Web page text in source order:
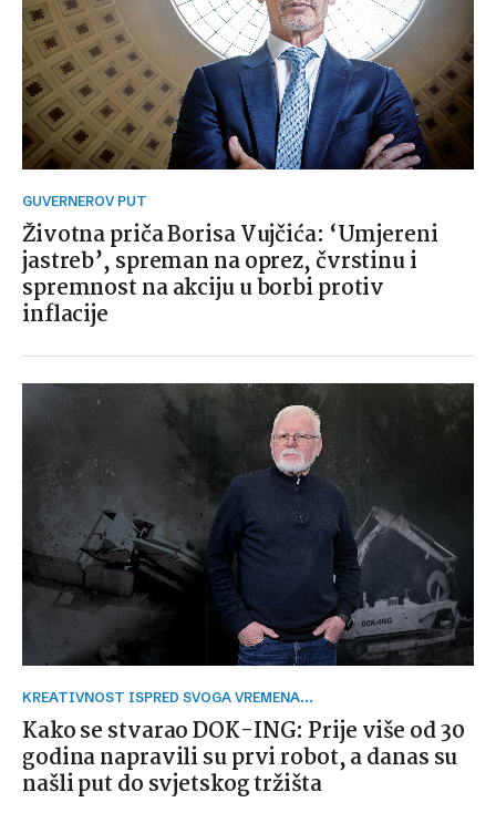
GUVERNEROV PUT
Životna priča Borisa Vujčića: ‘Umjereni
jastreb’, spreman na oprez, čvrstinu i
spremnost na akciju u borbi protiv
inflacije
KREATIVNOST ISPRED SVOGA VREMENA...
Kako se stvarao DOK-ING: Prije više od 30
godina napravili su prvi robot, a danas su
našli put do svjetskog tržišta